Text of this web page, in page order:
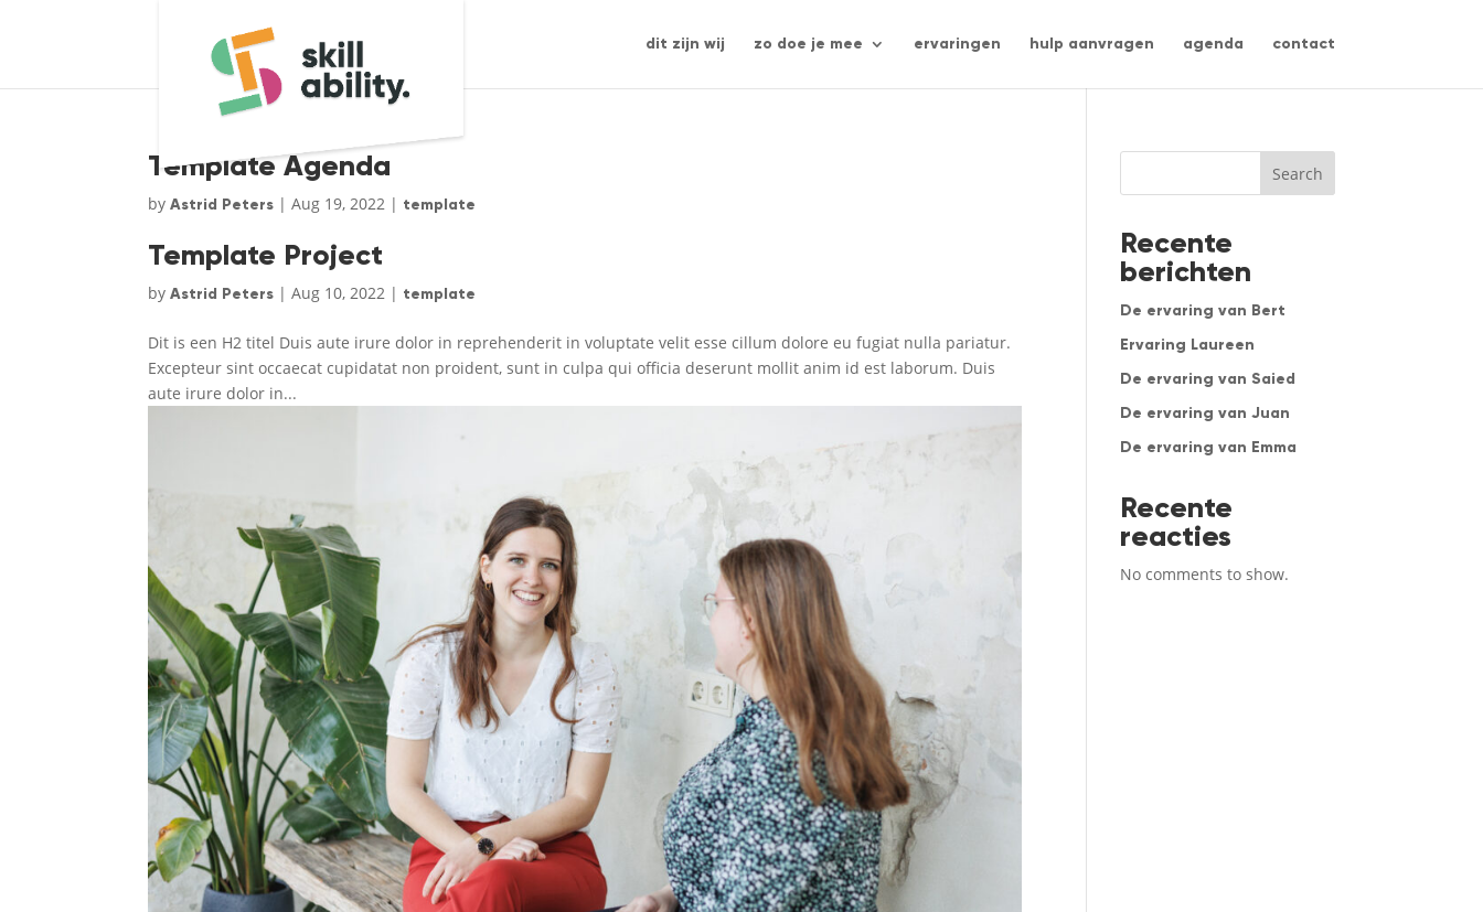
dit zijn wij zo doe je mee ervaringen hulp aanvragen agenda contact
Template Agenda
byAstrid Peters |Aug 19, 2022 | template
Template Project
byAstrid Peters |Aug 10, 2022 | template
Dit is een H2 titel Duis aute irure dolor in reprehenderit in voluptate velit esse cillum dolore eu fugiat nulla pariatur.
Excepteur sint occaecat cupidatat non proident, sunt in culpa qui officia deserunt mollit anim id est laborum. Duis
aute irure dolor in...
Search
Recente
berichten
De ervaring van Bert
Ervaring Laureen
De ervaring van Saied
De ervaring van Juan
De ervaring van Emma
Recente
reacties
No comments to show.